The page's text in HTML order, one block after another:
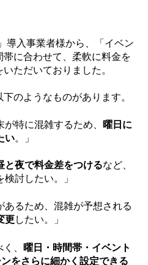
導入事業者様から、「イベン
帯に合わせて、柔軟に料金を
ただいておりました。
のようなものがあります。
が特に混雑するため、 曜日に
い。」
と夜で料金差をつけるなど、
討したい。」
あるため、混雑が予想される
更したい。」
、 曜日・時間帯・イベント
をさらに細かく設定できる